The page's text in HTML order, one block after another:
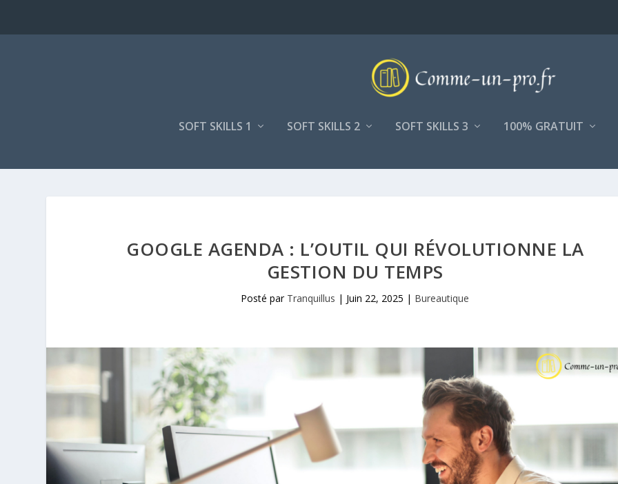
SOFT SKILLS 1 SOFT SKILLS 2 SOFT SKILLS 3 100% GRATUIT
GOOGLE AGENDA : L’OUTIL QUI RÉVOLUTIONNE LA
GESTION DU TEMPS
Posté par Tranquillus | Juin 22, 2025 | Bureautique